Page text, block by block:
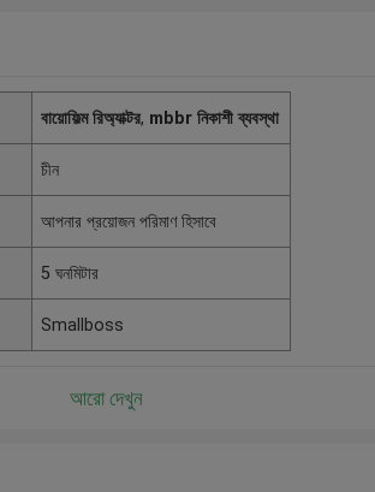
বায়োফিল্ম রিঅ্যাক্টর, mbbr নিকাশী ব্যবস্থা
চীন
আপনার প্রয়োজন পরিমাণ হিসাবে
5 ঘনমিটার
Smallboss
আরো দেখুন